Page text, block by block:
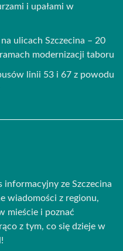
i upałami w
ulicach Szczecina – 20
modernizacji taboru
linii 53 i 67 z powodu
ze Szczecina
wiadomości z regionu,
mieście i poznać
z tym, co się dzieje w